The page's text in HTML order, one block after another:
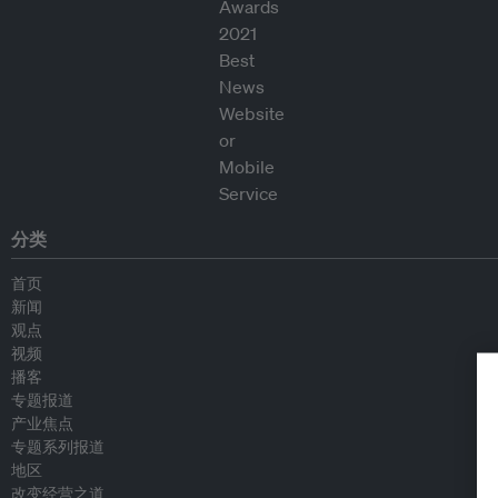
分类
首页
新闻
观点
视频
播客
专题报道
产业焦点
专题系列报道
地区
改变经营之道